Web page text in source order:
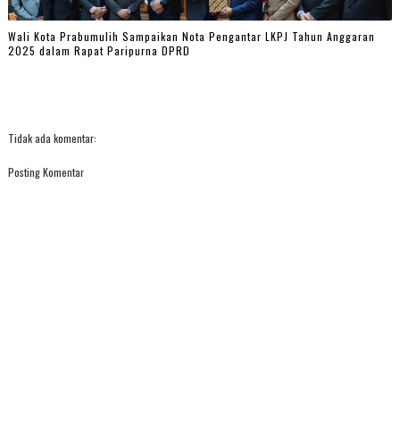
Wali Kota Prabumulih Sampaikan Nota Pengantar LKPJ Tahun Anggaran
2025 dalam Rapat Paripurna DPRD
Tidak ada komentar:
Posting Komentar